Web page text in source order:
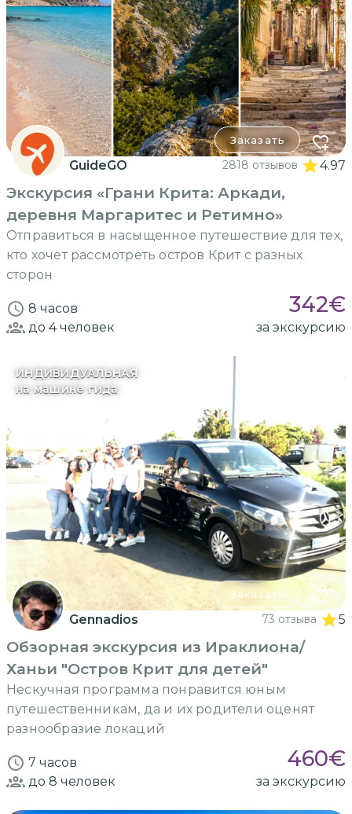
Заказать
GuideGO 2818 отзывов 4.97
Экскурсия «Грани Крита: Аркади,
деревня Маргаритес и Ретимно»
Отправиться в насыщенное путешествие для тех,
кто хочет рассмотреть остров Крит с разных
сторон
8 часов 342€
до 4человек за экскурсию
ИНДИВИДУАЛЬНАЯ
на машине гида
Заказать
Gennadios 73 отзыва 5
Обзорная экскурсия из Ираклиона/
Ханьи "Остров Крит для детей"
Нескучная программа понравится юным
путешественникам, да и их родители оценят
разнообразие локаций
7 часов 460€
до 8 человек за экскурсию